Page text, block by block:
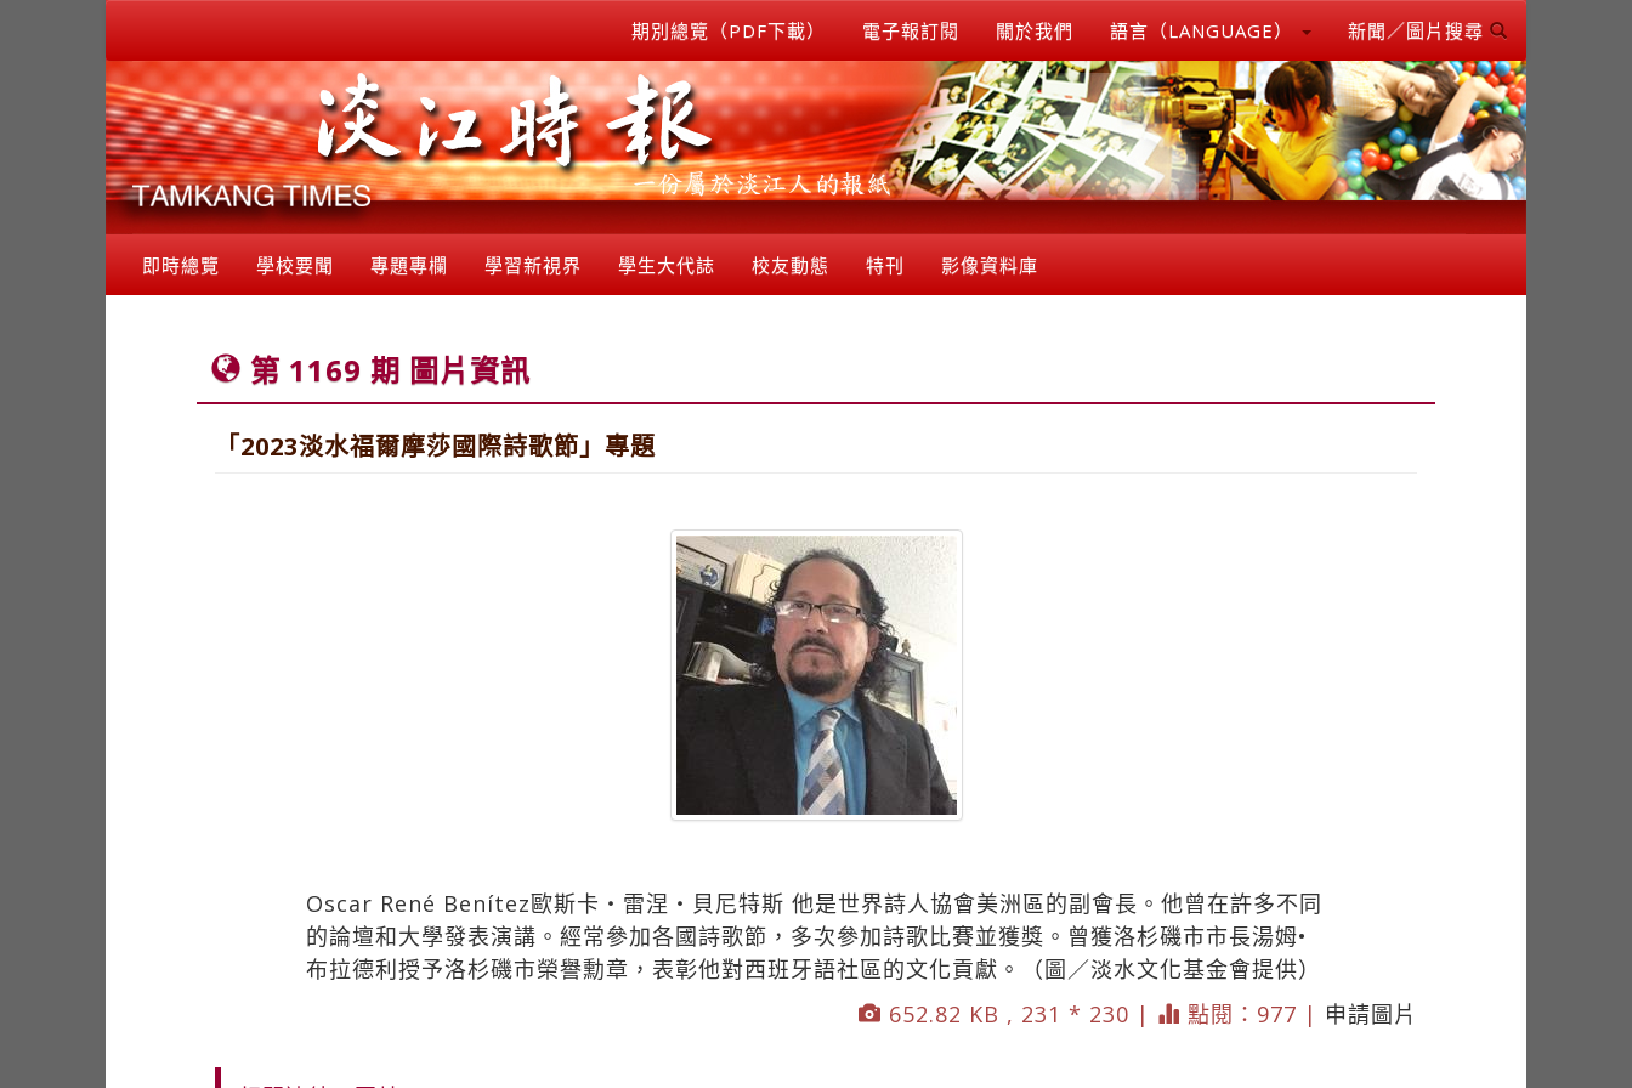
期別總覽（PDF下載） 電子報訂閱 關於我們 語言（LANGUAGE） 新聞／圖片搜尋
即時總覽 學校要聞 專題專欄 學習新視界 學生大代誌 校友動態 特刊 影像資料庫
第 1169 期 圖片資訊
「2023淡水福爾摩莎國際詩歌節」專題
Oscar René Benítez歐斯卡‧雷涅‧貝尼特斯 他是世界詩人協會美洲區的副會長。他曾在許多不同
的論壇和大學發表演講。經常參加各國詩歌節，多次參加詩歌比賽並獲獎。曾獲洛杉磯市市長湯姆•
布拉德利授予洛杉磯市榮譽勳章，表彰他對西班牙語社區的文化貢獻。（圖／淡水文化基金會提供）
652.82 KB , 231 * 230 |
點閱：977 | 申請圖片